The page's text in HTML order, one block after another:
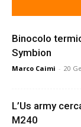
Binocolo
Symbion
Marco Caimi - 20
L’Us army
M240